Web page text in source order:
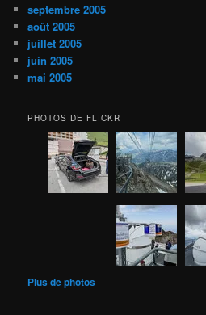
septembre 2005
août 2005
juillet 2005
juin 2005
mai 2005
PHOTOS DE FLICKR
Plus de photos